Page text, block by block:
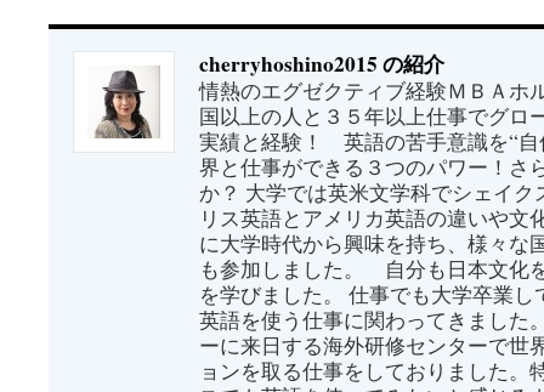
cherryhoshino2015 の紹介
情熱のエグゼクティブ経験ＭＢＡホ
国以上の人と３５年以上仕事でグロ
実績と経験！ 英語の苦手意識を“自
界と仕事ができる３つのパワー！さ
か？ 大学では英米文学科でシェイ
リス英語とアメリカ英語の違いや文
に大学時代から興味を持ち、様々な
も参加しました。 自分も日本文化
を学びました。 仕事でも大学卒業
英語を使う仕事に関わってきました
ーに来日する海外研修センターで世
ョンを取る仕事をしておりました。